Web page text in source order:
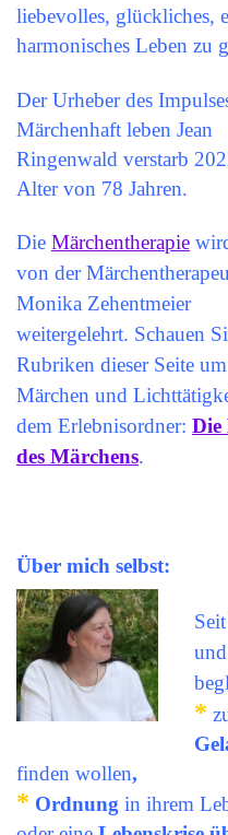
liebevolles, glückliches,
harmonisches Leben zu
Der Urheber des
Märchenhaft leben Jean
Ringenwald verstarb
Alter von 78 Jahren.
Die Märchentherapie
von der
Monika Zehentmeier
weitergelehrt. Schauen
Rubriken dieser Seite um
Märchen und
dem Erlebnisordner: Die
des Märchens.
Über mich
*
finden wollen,
* Ordnung in ihrem